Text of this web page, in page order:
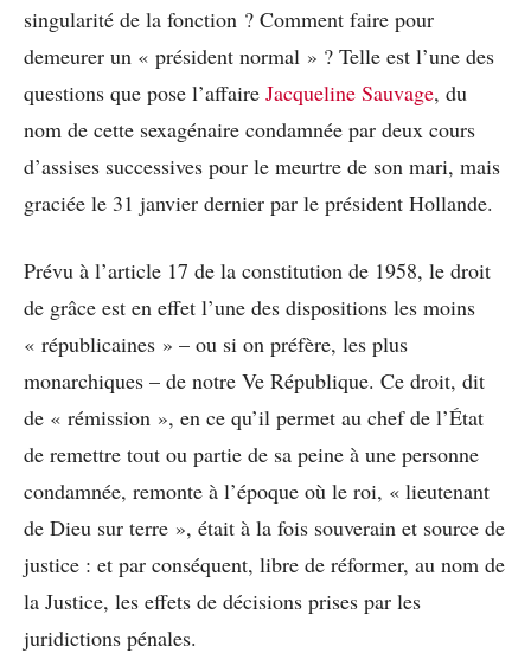
singularité de la fonction ? Comment faire pour
demeurer un « président normal » ? Telle est l’une des
questions que pose l’affaire Jacqueline Sauvage, du
nom de cette sexagénaire condamnée par deux cours
d’assises successives pour le meurtre de son mari, mais
graciée le 31 janvier dernier par le président Hollande.
Prévu à l’article 17 de la constitution de 1958, le droit
de grâce est en effet l’une des dispositions les moins
« républicaines » – ou si on préfère, les plus
monarchiques – de notre Ve République. Ce droit, dit
de « rémission », en ce qu’il permet au chef de l’État
de remettre tout ou partie de sa peine à une personne
condamnée, remonte à l’époque où le roi, « lieutenant
de Dieu sur terre », était à la fois souverain et source de
justice : et par conséquent, libre de réformer, au nom de
la Justice, les effets de décisions prises par les
juridictions pénales.